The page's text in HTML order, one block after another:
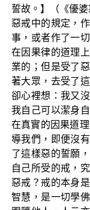
誓故。】（《優
惡戒中的規定，
事，或者作了一
在因果律的道理
業的；但是受了
著大眾，去受了
卻心裡想：我又
我自己可以潔身
在真實的因果道
導我們，即便沒
了這樣惡的誓願
自己所受的戒，
惡戒？戒的本身
智慧，是一切學